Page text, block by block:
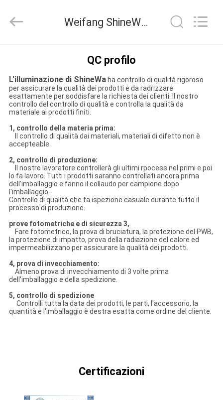
PRODOTTI
VIDEO
SU
DI
NOI
VISITA
ALLA
FABBRICA
CONTROLLO
DELLA
QUALITÀ
International
Trade
Weifang ShineWa International Trade Co., Ltd. Controllo di qualità
QC profilo
L'illuminazione di ShineWaha controllo di qualità rigoroso
per assicurare la qualità dei prodotti e da radrizzare
esattamente per soddisfare la richiesta dei clienti. Il nostro
controllo del controllo di qualità e controlla la qualità da
materiale ai prodotti finiti.
1, controllo della materia prima:
Il controllo di qualità dai materiali, materiali di difetto non è
accepteable.
2, controllo di produzione:
Il nostro lavoratore controllerà gli ultimi rpocess nel primi e poi
lo fa lavoro. Tutti i prodotti saranno controllati ancora prima
dell'imballaggio e fanno il collaudo per campione dopo
l'imballaggio.
Controllo di qualità che fa ispezione casuale durante tutto il
processo di produzione.
prove fotometriche e di sicurezza 3,
Fare fotometrico, la prova di bruciatura, la protezione del PWB,
la protezione di impatto, prova della radiazione del calore ed
impermeabilizzano per assicurare la qualità dei prodotti.
4, prova di invecchiamento:
Almeno prova di invecchiamento di 3 volte prima
dell'imballaggio e della spedizione.
5, controllo di spedizione
Controlli tutta la data dei prodotti, le parti, l'accessorio, la
quantità e l'imballaggio è destra esatta come ordine del cliente.
Certificazioni